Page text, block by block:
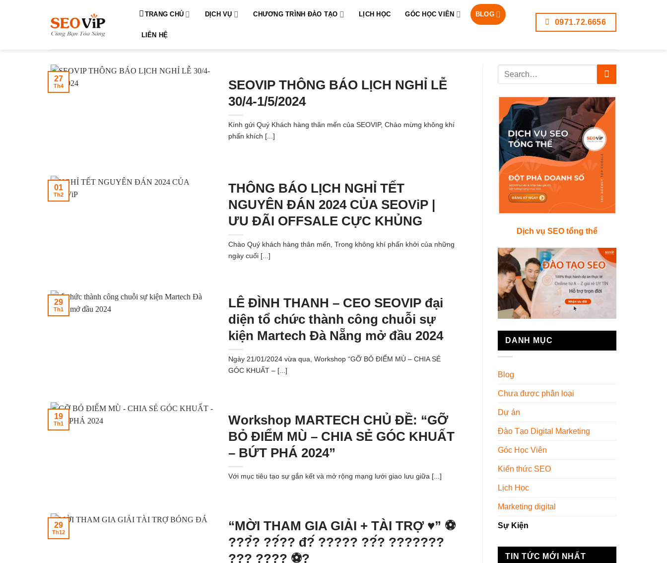
TRANG CHỦ DỊCH VỤ CHƯƠNG TRÌNH ĐÀO TẠO LỊCH HỌC GÓC HỌC VIÊN BLOG
LIÊN HỆ
0971.72.6656
SEOVIP THÔNG BÁO LỊCH NGHỈ LỄ
30/4-1/5/2024
Kính gửi Quý Khách hàng thân mến của SEOVIP, Chào mừng không khí
phấn khích [...]
27
Th4
THÔNG BÁO LỊCH NGHỈ TẾT
NGUYÊN ĐÁN 2024 CỦA SEOViP |
ƯU ĐÃI OFFSALE CỰC KHỦNG
Chào Quý khách hàng thân mến, Trong không khí phấn khởi của những
ngày cuối [...]
01
Th2
LÊ ĐÌNH THANH – CEO SEOVIP đại
diện tổ chức thành công chuỗi sự
kiện Martech Đà Nẵng mở đầu 2024
Ngày 21/01/2024 vừa qua, Workshop “GỠ BỎ ĐIỂM MÙ – CHIA SẺ
GÓC KHUẤT – [...]
29
Th1
Workshop MARTECH CHỦ ĐỀ: “GỠ
BỎ ĐIỂM MÙ – CHIA SẺ GÓC KHUẤT
– BỨT PHÁ 2024”
Với mục tiêu tạo sự gắn kết và mở rộng mạng lưới giao lưu giữa [...]
19
Th1
“MỜI THAM GIA GIẢI + TÀI TRỢ ️♥️” ️⚽
???̉? ??́?? đ?́ ????? ??́? ???????
??? ???? ️⚽️?
29
Th12
Dịch vụ SEO tổng thể
DANH MỤC
Blog
Chưa được phân loại
Dự án
Đào Tạo Digital Marketing
Góc Học Viên
Kiến thức SEO
Lịch Học
Marketing digital
Sự Kiện
TIN TỨC MỚI NHẤT